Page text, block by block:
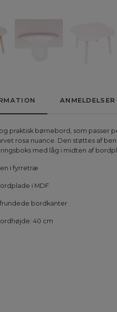
ANMELDELSER
praktisk børnebord, som passer
rosa nuance. Den støttes af
med låg i midten af
i fyrretræ
i MDF
bordkanter
40 cm